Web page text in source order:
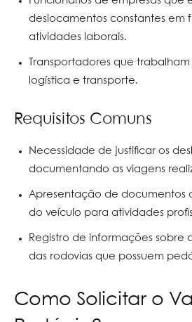
deslocamentos constantes em
atividades laborais.
Transportadores que
logística e transporte.
Requisitos Comuns
Necessidade de justificar os
documentando as viagens
Apresentação de documentos
do veículo para atividades
Registro de informações sobre
das rodovias que possuem
Como Solicitar o